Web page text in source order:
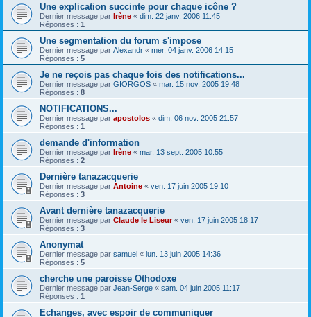
Une explication succinte pour chaque icône ?
Dernier message par Irène « dim. 22 janv. 2006 11:45
Réponses : 1
Une segmentation du forum s'impose
Dernier message par Alexandr « mer. 04 janv. 2006 14:15
Réponses : 5
Je ne reçois pas chaque fois des notifications...
Dernier message par GIORGOS « mar. 15 nov. 2005 19:48
Réponses : 8
NOTIFICATIONS...
Dernier message par apostolos « dim. 06 nov. 2005 21:57
Réponses : 1
demande d'information
Dernier message par Irène « mar. 13 sept. 2005 10:55
Réponses : 2
Dernière tanazacquerie
Dernier message par Antoine « ven. 17 juin 2005 19:10
Réponses : 3
Avant dernière tanazacquerie
Dernier message par Claude le Liseur« ven. 17 juin 2005 18:17
Réponses : 3
Anonymat
Dernier message par samuel « lun. 13 juin 2005 14:36
Réponses : 5
cherche une paroisse Othodoxe
Dernier message par Jean-Serge « sam. 04 juin 2005 11:17
Réponses : 1
Echanges, avec espoir de communiquer